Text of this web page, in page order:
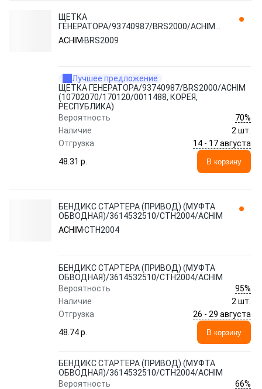
ЩЕТКА
ГЕНЕРАТОРА/93740987/BRS2000/ACHIM
(10702070/170120/0011488, КОРЕЯ,
РЕСПУБЛИКА) BRS2009
ACHIM BRS2009
Лучшее предложение
ЩЕТКА ГЕНЕРАТОРА/93740987/BRS2000/ACHIM
(10702070/170120/0011488, КОРЕЯ,
РЕСПУБЛИКА)
Вероятность
70%
Наличие
2 шт.
Отгрузка
14 - 17 августа
48.31 p.
В корзину
БЕНДИКС СТАРТЕРА (ПРИВОД) (МУФТА
ОБВОДНАЯ)/3614532510/CTH2004/ACHIM
ACHIM CTH2004
БЕНДИКС СТАРТЕРА (ПРИВОД) (МУФТА
ОБВОДНАЯ)/3614532510/CTH2004/ACHIM
Вероятность
95%
Наличие
2 шт.
Отгрузка
26 - 29 августа
48.74 p.
В корзину
БЕНДИКС СТАРТЕРА (ПРИВОД) (МУФТА
ОБВОДНАЯ)/3614532510/CTH2004/ACHIM
Вероятность
66%